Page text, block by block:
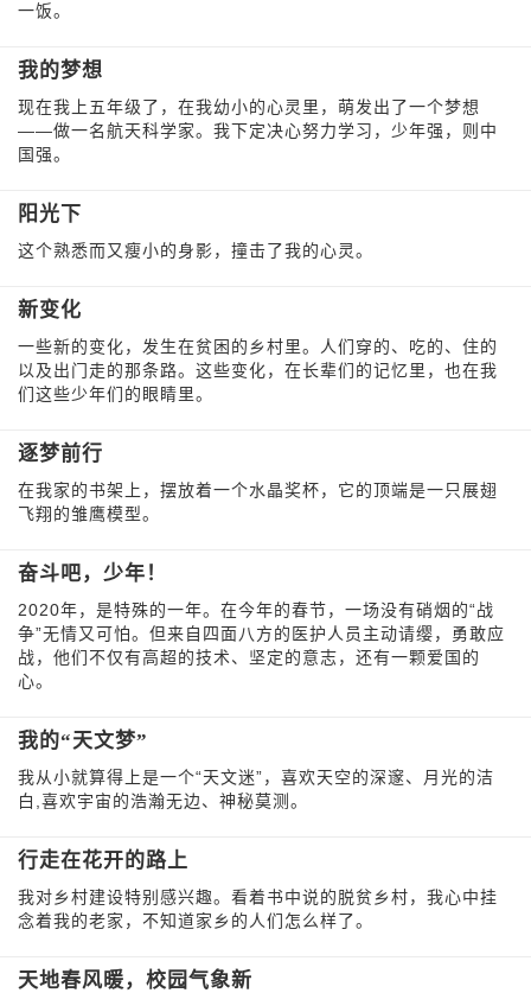
一饭。
我的梦想
现在我上五年级了，在我幼小的心灵里，萌发出了一个梦想
——做一名航天科学家。我下定决心努力学习，少年强，则中
国强。
阳光下
这个熟悉而又瘦小的身影，撞击了我的心灵。
新变化
一些新的变化，发生在贫困的乡村里。人们穿的、吃的、住的
以及出门走的那条路。这些变化，在长辈们的记忆里，也在我
们这些少年们的眼睛里。
逐梦前行
在我家的书架上，摆放着一个水晶奖杯，它的顶端是一只展翅
飞翔的雏鹰模型。
奋斗吧，少年！
2020年，是特殊的一年。在今年的春节，一场没有硝烟的“战
争”无情又可怕。但来自四面八方的医护人员主动请缨，勇敢应
战，他们不仅有高超的技术、坚定的意志，还有一颗爱国的
心。
我的“天文梦”
我从小就算得上是一个“天文迷”，喜欢天空的深邃、月光的洁
白,喜欢宇宙的浩瀚无边、神秘莫测。
行走在花开的路上
我对乡村建设特别感兴趣。看着书中说的脱贫乡村，我心中挂
念着我的老家，不知道家乡的人们怎么样了。
天地春风暖，校园气象新